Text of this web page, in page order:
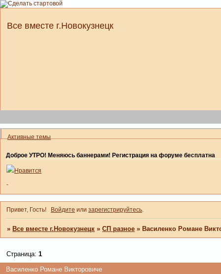
Все вместе г.Новокузнецк
Активные темы
Доброе УТРО! Меняюсь баннерами! Регистрация на форуме бесплатна
Нравится
-
Привет, Гость! Войдите или зарегистрируйтесь.
»Все вместе г.Новокузнецк »СП разное »Василенко Романе
Василенко Романе Викторовиче
Страница:1